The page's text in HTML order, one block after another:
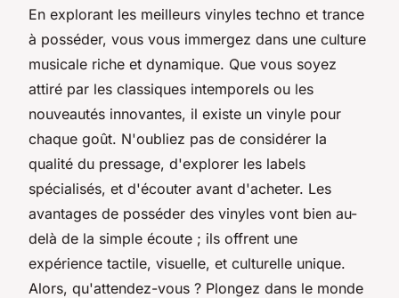
En explorant les meilleurs vinyles techno et trance
à posséder, vous vous immergez dans une culture
musicale riche et dynamique. Que vous soyez
attiré par les classiques intemporels ou les
nouveautés innovantes, il existe un vinyle pour
chaque goût. N'oubliez pas de considérer la
qualité du pressage, d'explorer les labels
spécialisés, et d'écouter avant d'acheter. Les
avantages de posséder des vinyles vont bien au-
delà de la simple écoute ; ils offrent une
expérience tactile, visuelle, et culturelle unique.
Alors, qu'attendez-vous ? Plongez dans le monde